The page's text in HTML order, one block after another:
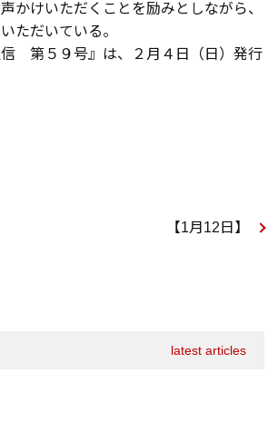
かけいただくことを励みとしながら、
ただいている。
信 第５９号』は、２月４日（日）発行
【1月12日】
latest articles